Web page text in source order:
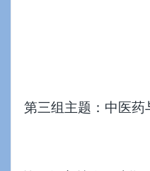
第三组主题：中医